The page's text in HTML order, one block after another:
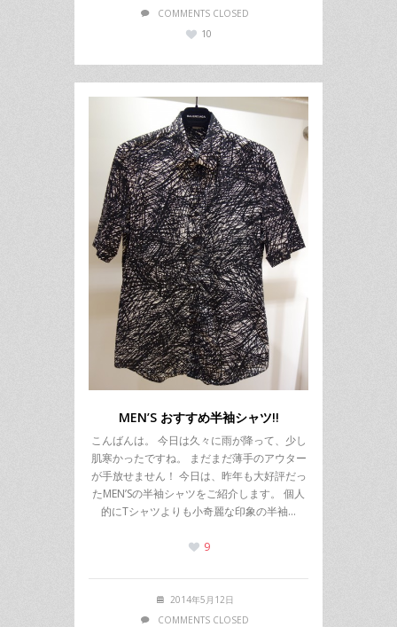
COMMENTS CLOSED
10
MEN’S おすすめ半袖シャツ!!
こんばんは。 今日は久々に雨が降って、少し
肌寒かったですね。 まだまだ薄手のアウター
が手放せません！ 今日は、昨年も大好評だっ
たMEN’Sの半袖シャツをご紹介します。 個人
的にTシャツよりも小奇麗な印象の半袖…
9
2014年5月12日
COMMENTS CLOSED